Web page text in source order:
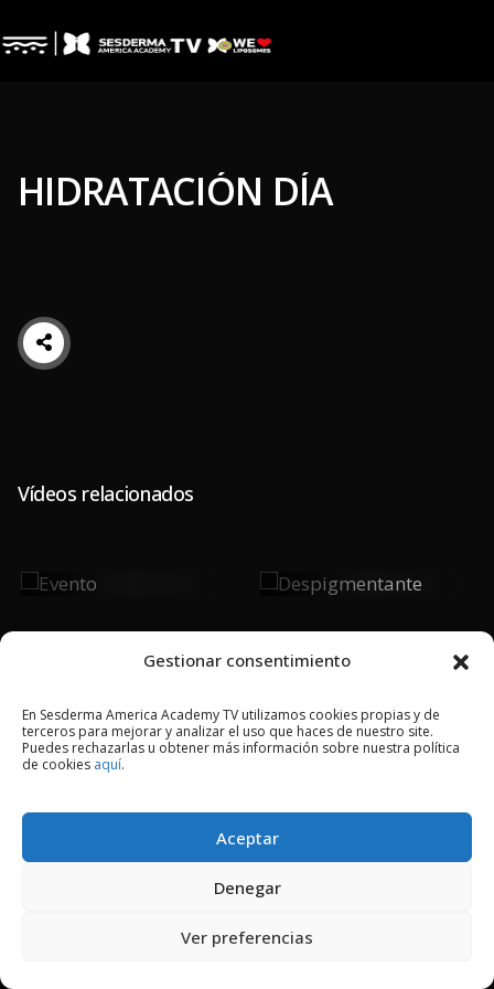
Gestionar consentimiento
En Sesderma America Academy TV utilizamos cookies propias y de
terceros para mejorar y analizar el uso que haces de nuestro site.
Puedes rechazarlas u obtener más información sobre nuestra política
de cookies aquí.
Aceptar
Denegar
Ver preferencias
HIDRATACIÓN DÍA
Vídeos relacionados
Evento Despigmentante
2024 © Copyright Sesderma SL
POLÍTICA DE PRIVACIDAD
COOKIES